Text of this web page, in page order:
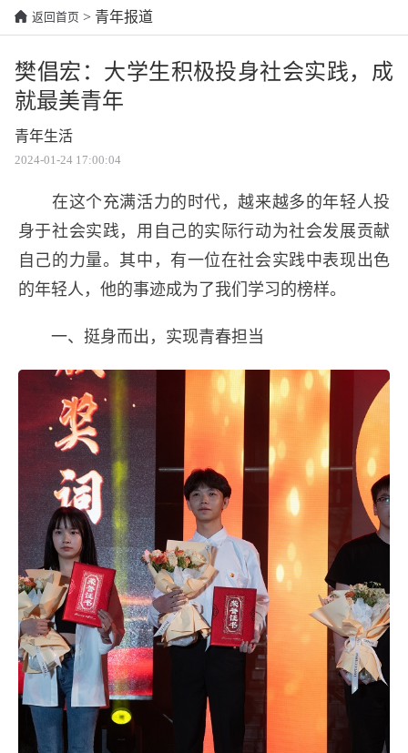
返回首页 > 青年报道
樊倡宏：大学生积极投身社会实践，成
就最美青年
青年生活
2024-01-24 17:00:04
在这个充满活力的时代，越来越多的年轻人投
身于社会实践，用自己的实际行动为社会发展贡献
自己的力量。其中，有一位在社会实践中表现出色
的年轻人，他的事迹成为了我们学习的榜样。
一、挺身而出，实现青春担当
樊倡宏：大学生积极投身
美青年
在这个充满活力的时代，越
社会实践，用自己的实际行动为社
其中，有一位在社会实践中表现出